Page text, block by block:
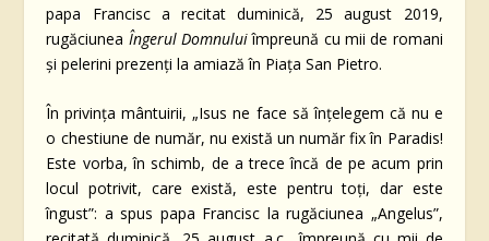
papa Francisc a recitat duminică, 25 august 2019,
rugăciunea Îngerul Domnuluiîmpreună cu mii de romani
și pelerini prezenți la amiază în Piața San Pietro.
În privința mântuirii, „Isus ne face să înțelegem că nu e
o chestiune de număr, nu există un număr fix în Paradis!
Este vorba, în schimb, de a trece încă de pe acum prin
locul potrivit, care există, este pentru toți, dar este
îngust”: a spus papa Francisc la rugăciunea „Angelus”,